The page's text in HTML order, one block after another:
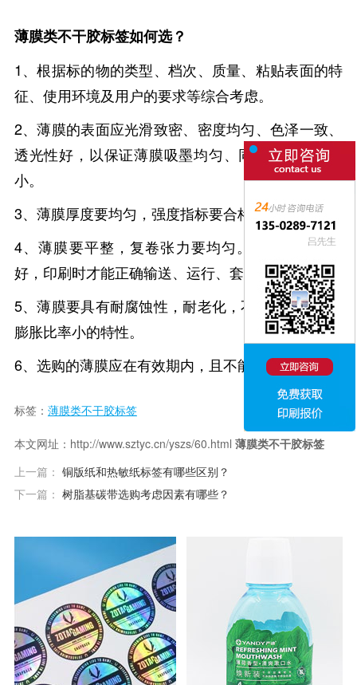
薄膜类不干胶标签如何选？
1、根据标的物的类型、档次、质量、粘贴表面的特
征、使用环境及用户的要求等综合考虑。
2、薄膜的表面应光滑致密、密度均匀、色泽一致、
透光性好，以保证薄膜吸墨均匀、同批印品的色差
小。
3、薄膜厚度要均匀，强度指标要合格。
4、薄膜要平整，复卷张力要均匀。薄膜的平整度
好，印刷时才能正确输送、运行、套准及收卷。
5、薄膜要具有耐腐蚀性，耐老化，不退色，收缩、
膨胀比率小的特性。
6、选购的薄膜应在有效期内，且不能受潮。
标签： 薄膜类不干胶标签
本文网址：http://www.sztyc.cn/yszs/60.html 薄膜类不干胶标签
上一篇： 铜版纸和热敏纸标签有哪些区别？
下一篇： 树脂基碳带选购考虑因素有哪些？